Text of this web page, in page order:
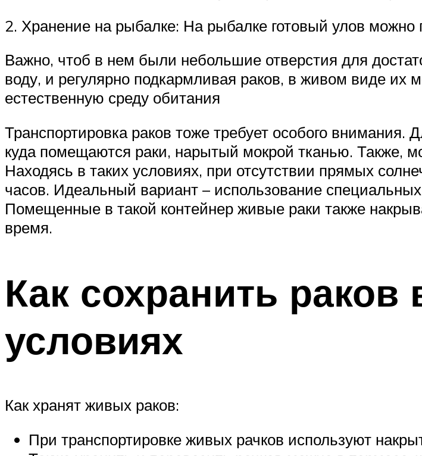
2. Хранение на рыбалке: На рыбалке готовый улов
Важно, чтоб в нем были небольшие отверстия для
воду, и регулярно подкармливая раков, в живом виде их
естественную среду обитания
Транспортировка раков тоже требует особого
куда помещаются раки, нарытый мокрой тканью. Также,
Находясь в таких условиях, при отсутствии прямых
часов. Идеальный вариант – использование
Помещенные в такой контейнер живые раки также
время.
Как сохранить
условиях
Как хранят живых раков:
При транспортировке живых рачков используют